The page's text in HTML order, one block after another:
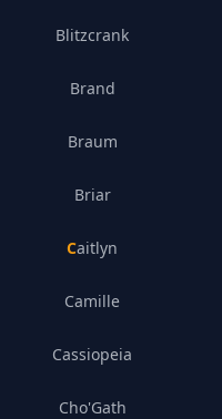
Blitzcrank
Brand
Braum
Briar
Caitlyn
Camille
Cassiopeia
Cho'Gath